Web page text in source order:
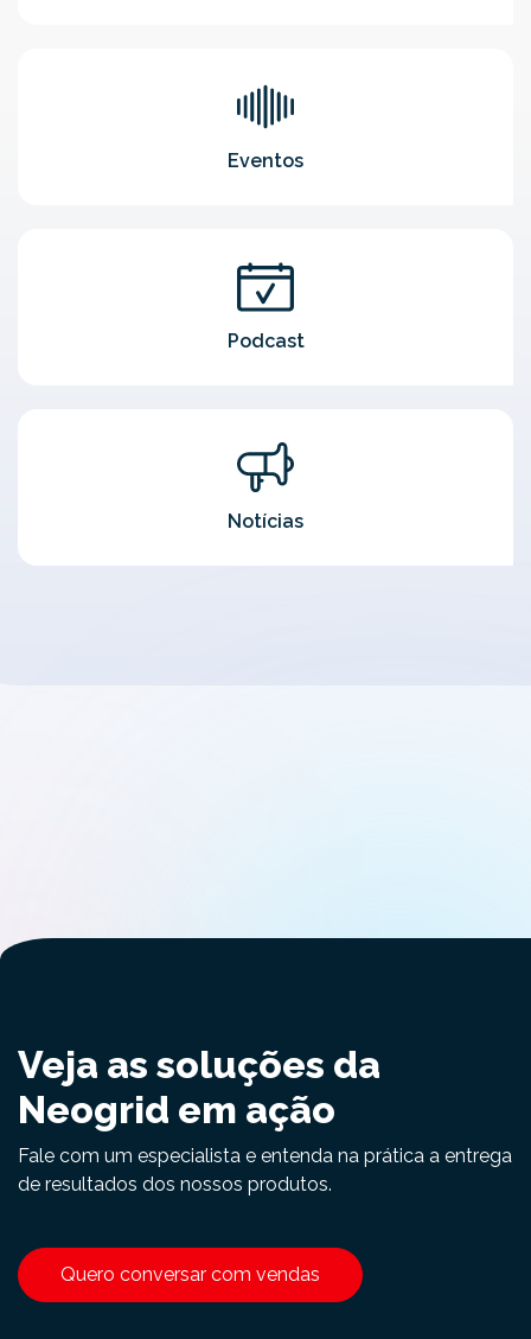
Eventos
Podcast
Notícias
Veja as soluções da
Neogrid em ação
Fale com um especialista e entenda na prática a entrega
de resultados dos nossos produtos.
Quero conversar com vendas